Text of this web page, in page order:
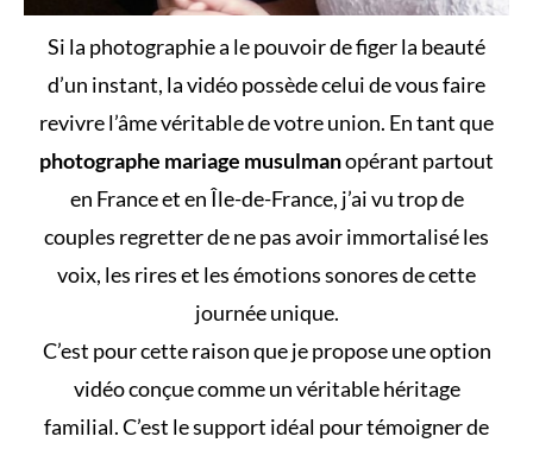
Si la photographie a le pouvoir de figer la beauté
d’un instant, la vidéo possède celui de vous faire
revivre l’âme véritable de votre union. En tant que
photographe mariage musulmanopérant partout
en France et en Île-de-France, j’ai vu trop de
couples regretter de ne pas avoir immortalisé les
voix, les rires et les émotions sonores de cette
journée unique.
C’est pour cette raison que je propose une option
vidéo conçue comme un véritable héritage
familial. C’est le support idéal pour témoigner de